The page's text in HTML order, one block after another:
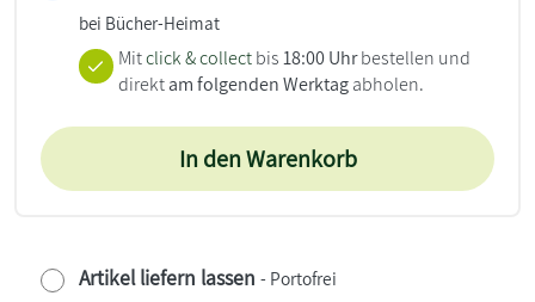
bei Bücher-Heimat
Mitclick & collect bis18:00 Uhrbestellen und
direktam folgenden Werktagabholen.
In den Warenkorb
Artikel liefern lassen - Portofrei